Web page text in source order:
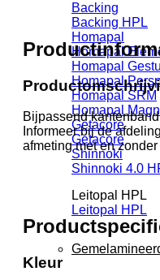
Backing
Backing HPL
Homapal
Homapal
Homapal
Homapal
Homapal SRM
Homapal
Getacore
Getacore
Shinnoki
Shinnoki 4.0
Leitopal HPL
Leitopal HPL
Bijpassend
Informeer bij de
afmeting met en zonder
Kleur